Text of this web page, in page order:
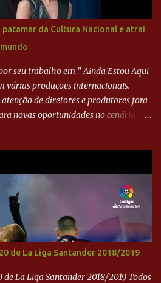
e Harlei fez grande defesa. Seis
o pé e quase surpreendeu o
defendeu. No fim, Jefferson teve
no goleiro. Gol para matar espera...
patamar da Cultura Nacional e atrai
seu trabalho em " Ainda Estou Aqui
várias produções internacionais. --
de diretores e produtores fora
novas oportunidades no cenário
de La Liga Santander 2018/2019
de La Liga Santander 2018/2019 Todos